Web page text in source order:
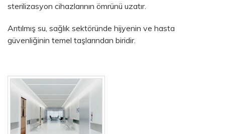
sterilizasyon cihazlarının ömrünü uzatır.
Arıtılmış su, sağlık sektöründe hijyenin ve hasta
güvenliğinin temel taşlarından biridir.